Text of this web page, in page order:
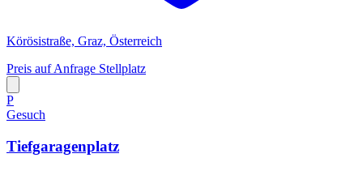
Körösistraße, Graz, Österreich
Preis auf Anfrage Stellplatz
P
Gesuch
Tiefgaragenplatz